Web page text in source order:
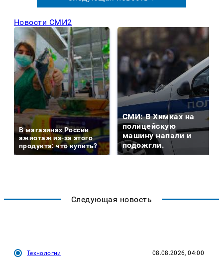
Новости СМИ2
В магазинах России
ажиотаж из-за этого
продукта: что купить?
СМИ: В Химках на
полицейскую
машину напали и
подожгли.
Следующая новость
Технологии 08.08.2026, 04:00